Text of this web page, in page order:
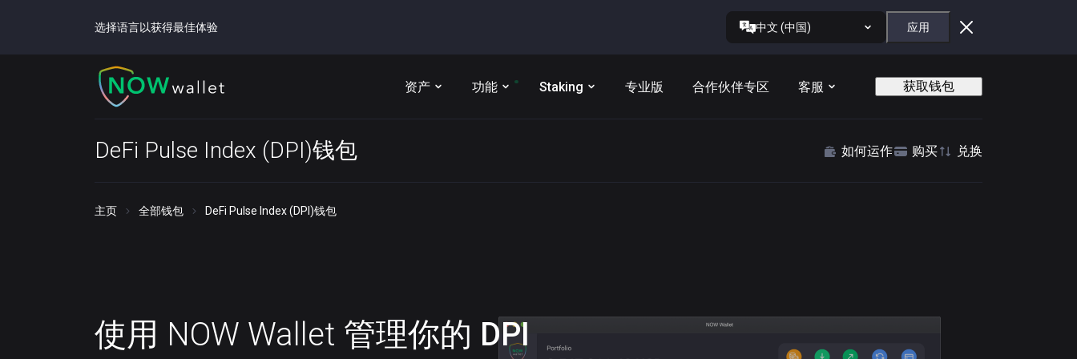
选择语言以获得最佳体验 中文 (中国) 应用
资产 功能 Staking 专业版 合作伙伴专区 客服 获取钱包
DeFi Pulse Index (DPI)钱包 如何运作 购买 兑换
主页 全部钱包 DeFi Pulse Index (DPI)钱包
使用 NOW Wallet 管理你的 DPI